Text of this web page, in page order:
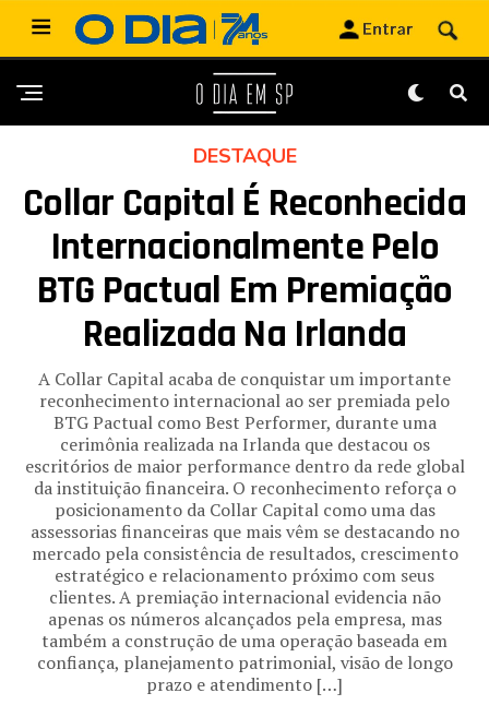
DESTAQUE
Collar Capital É Reconhecida
Internacionalmente Pelo
BTG Pactual Em Premiação
Realizada Na Irlanda
A Collar Capital acaba de conquistar um importante
reconhecimento internacional ao ser premiada pelo
BTG Pactual como Best Performer, durante uma
cerimônia realizada na Irlanda que destacou os
escritórios de maior performance dentro da rede global
da instituição financeira. O reconhecimento reforça o
posicionamento da Collar Capital como uma das
assessorias financeiras que mais vêm se destacando no
mercado pela consistência de resultados, crescimento
estratégico e relacionamento próximo com seus
clientes. A premiação internacional evidencia não
apenas os números alcançados pela empresa, mas
também a construção de uma operação baseada em
confiança, planejamento patrimonial, visão de longo
prazo e atendimento […]